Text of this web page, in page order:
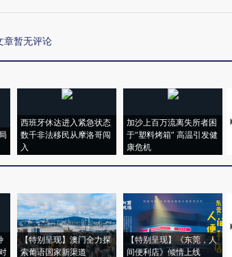
章暂无评论
西班牙休达进入紧急状态
数千非法移民从摩洛哥闯
入
加沙上百万流离失所者困
于“塑料烤箱” 高温引发健
康危机
【特别呈现】澳门全力探
索葡语国家新渠道
【特别呈现】《东莞，人
间便利店》倾情上线